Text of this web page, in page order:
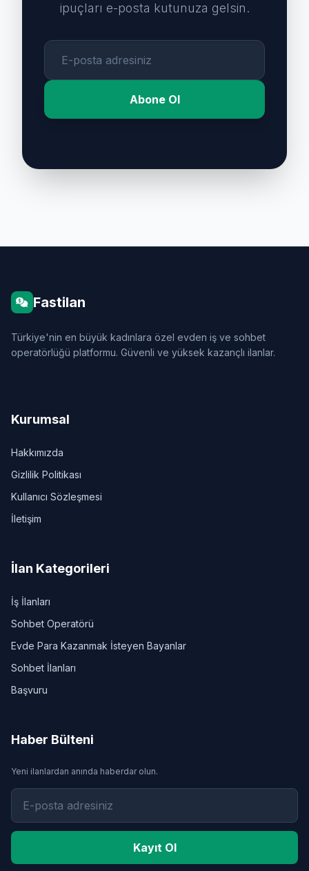
ipuçları e-posta kutunuza gelsin.
Abone Ol
Fastilan
Türkiye'nin en büyük kadınlara özel evden iş ve sohbet
operatörlüğü platformu. Güvenli ve yüksek kazançlı ilanlar.
Kurumsal
Hakkımızda
Gizlilik Politikası
Kullanıcı Sözleşmesi
İletişim
İlan Kategorileri
İş İlanları
Sohbet Operatörü
Evde Para Kazanmak İsteyen Bayanlar
Sohbet İlanları
Başvuru
Haber Bülteni
Yeni ilanlardan anında haberdar olun.
Kayıt Ol